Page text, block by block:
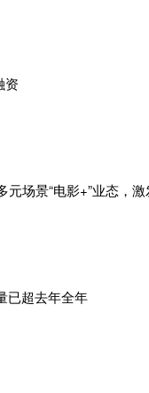
资
元场景“电影+”业态，
已超去年全年